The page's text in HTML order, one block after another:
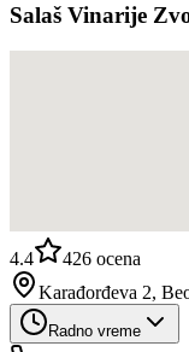
Salaš Vinarije
4.4 426 ocena
Karađorđeva 2,
Radno vreme